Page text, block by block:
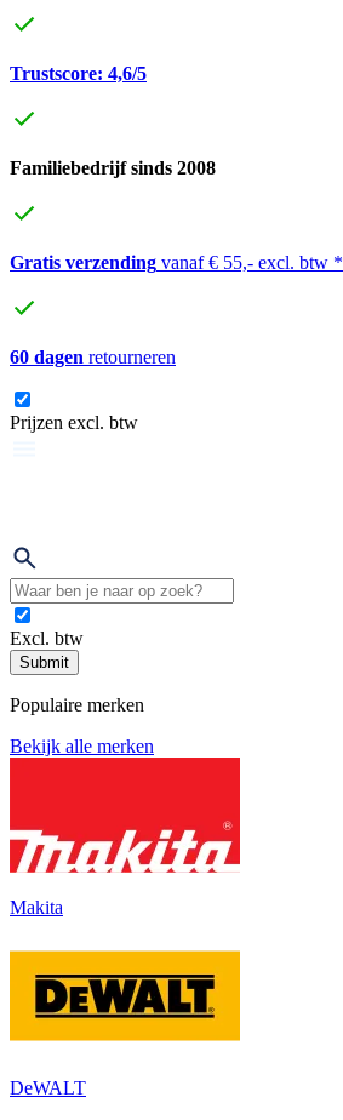
Trustscore: 4,6/5
Familiebedrijf sinds 2008
Gratis verzending vanaf € 55,- excl. btw *
60 dagen retourneren
Prijzen excl. btw
Excl. btw
Submit
Populaire merken
Bekijk alle merken
Makita
DeWALT